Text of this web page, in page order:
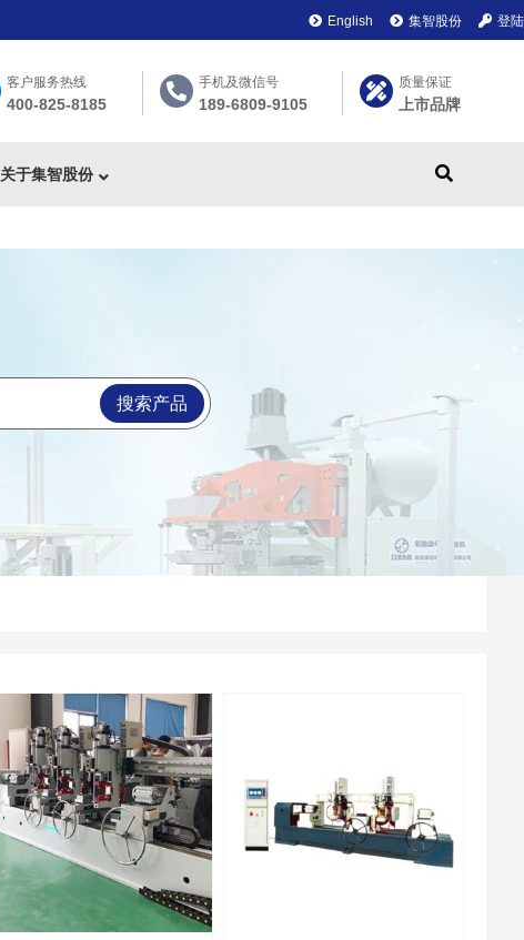
English 集智股份 登陆
客户服务热线
400-825-8185
手机及微信号
189-6809-9105
质量保证
上市品牌
关于集智股份
搜索产品